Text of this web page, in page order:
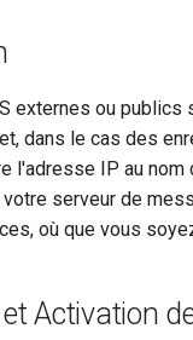
externes ou
dans le cas des
l'adresse IP au
serveur de
où que vous
Activation